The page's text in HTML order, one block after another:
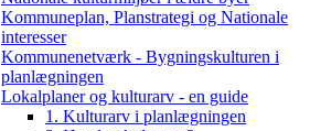
Kommuneplan, Planstrategi og Nationale
interesser
Kommunenetværk - Bygningskulturen i
planlægningen
Lokalplaner og kulturarv - en guide
1. Kulturarv i planlægningen